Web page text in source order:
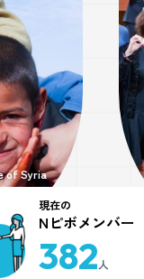
of Syria
現在の
Nピボメンバー
382人